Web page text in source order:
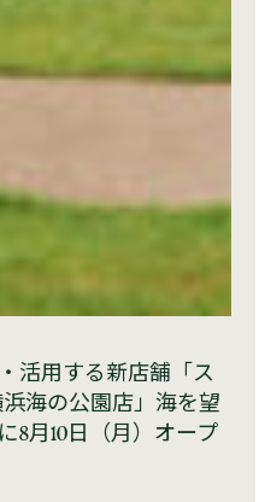
活用する新店舗「ス
海の公園店」海を望
8月10日（月）オープ